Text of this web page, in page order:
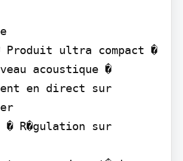
� Produit ultra compact �
acoustique �
en direct sur
� R�gulation sur